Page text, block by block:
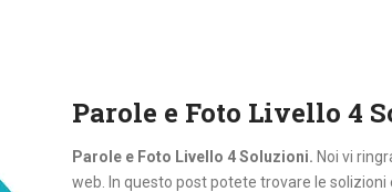
Parole e Foto Livello 4
Parole e Foto Livello 4 Soluzioni. Noi vi
web. In questo post potete trovare le solizioni